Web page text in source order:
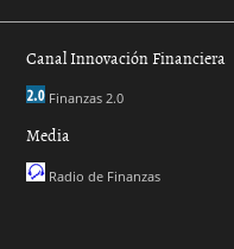
Canal Innovación Financiera
Finanzas 2.0
Media
Radio de Finanzas